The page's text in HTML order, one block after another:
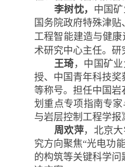
李树忱， 中国
国务院政府特殊津
工程智能建造与健
术研究中心主任。研
王琦，中国矿
授、中国青年科技
等称号。担任中国
划重点专项指南专
与岩层控制工程学报
周欢萍，北京
究方向聚焦“光电功
的构筑等关键科学